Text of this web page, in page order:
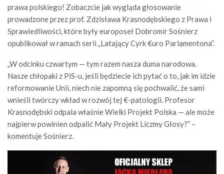
prawa polskiego! Zobaczcie jak wygląda głosowanie
prowadzone przez prof. Zdzisława Krasnodębskiego z Prawa i
Sprawiedliwości, które były europoseł Dobromir Sośnierz
opublikował w ramach serii „Latający Cyrk €uro Parlamentona”.
„W odcinku czwartym — tym razem nasza duma narodowa.
Nasze chłopaki z PiS-u, jeśli będziecie ich pytać o to, jak im idzie
reformowanie Unii, niech nie zapomną się pochwalić, że sami
wnieśli twórczy wkład w rozwój tej €-patologii. Profesor
Krasnodębski odpala właśnie Wielki Projekt Polska — ale może
najpierw powinien odpalić Mały Projekt Liczmy Głosy?” –
komentuje Sośnierz.